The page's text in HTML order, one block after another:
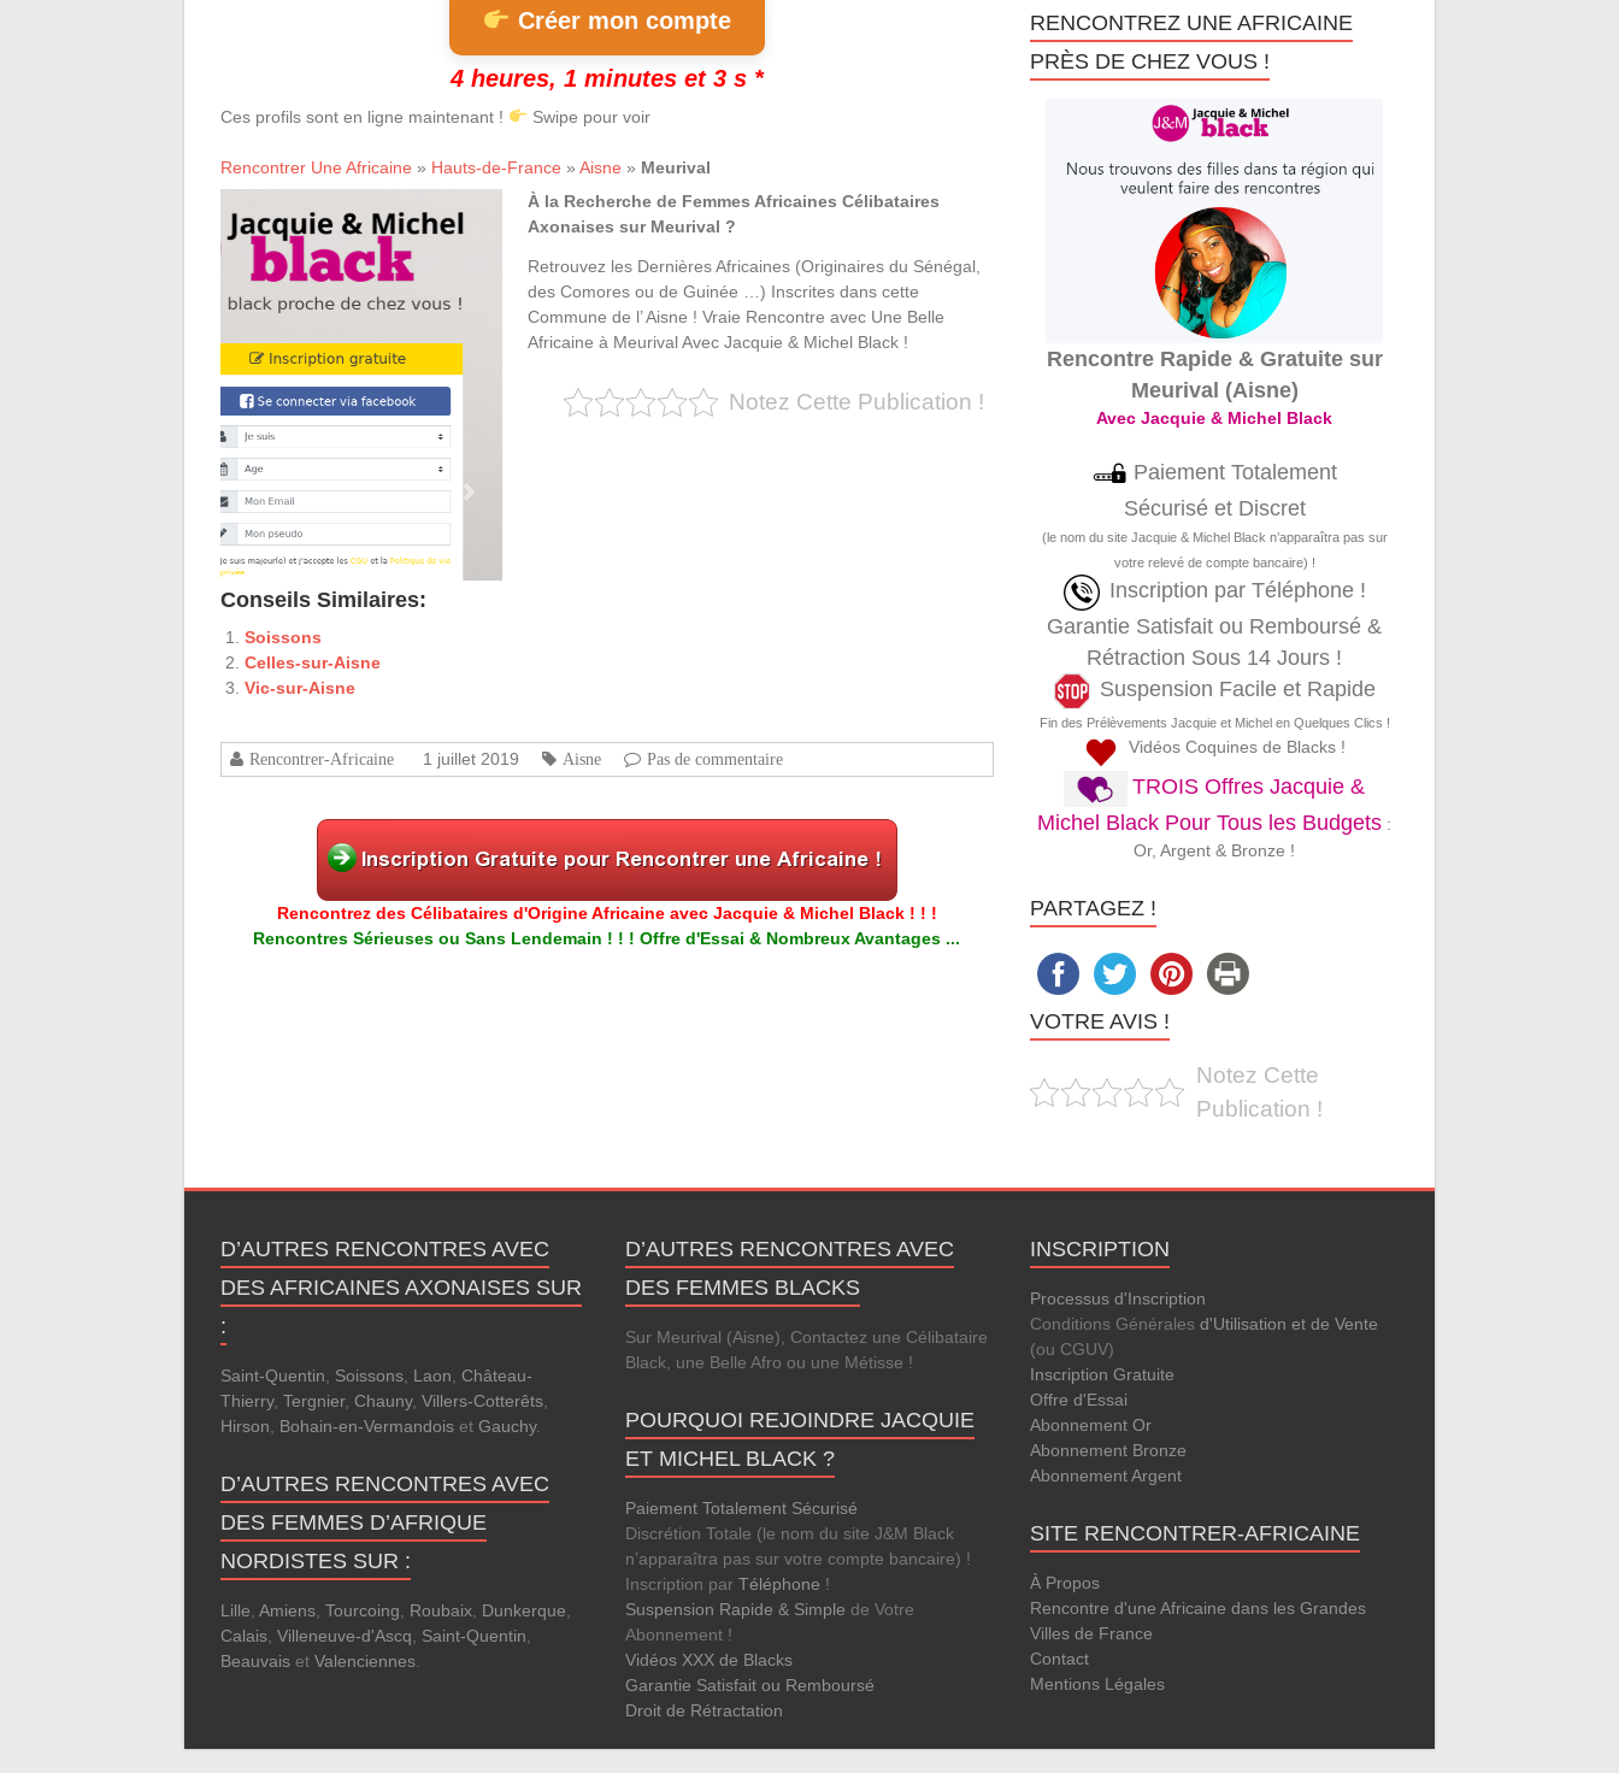
Créer mon compte
4 heures, 1 minutes et 3 s *
Ces profils sont en ligne maintenant ! Swipe pour voir
Rencontrer Une Africaine » Hauts-de-France » Aisne » Meurival
À la Recherche de Femmes Africaines Célibataires
Axonaises sur Meurival ?
Retrouvez les Dernières Africaines (Originaires du Sénégal,
des Comores ou de Guinée …) Inscrites dans cette
Commune de l’ Aisne ! Vraie Rencontre avec Une Belle
Africaine à Meurival Avec Jacquie & Michel Black !
Notez Cette Publication !
Conseils Similaires:
Soissons
Celles-sur-Aisne
Vic-sur-Aisne
Rencontrer-Africaine 1 juillet 2019 Aisne Pas de commentaire
Rencontrez des Célibataires d'Origine Africaine avec Jacquie & Michel Black ! ! !
Rencontres Sérieuses ou Sans Lendemain ! ! ! Offre d'Essai & Nombreux Avantages ...
RENCONTREZ UNE AFRICAINE
PRÈS DE CHEZ VOUS !
Rencontre Rapide & Gratuite sur
Meurival (Aisne)
Avec Jacquie & Michel Black
Paiement Totalement
Sécurisé et Discret
(le nom du site Jacquie & Michel Black n’apparaîtra pas sur
votre relevé de compte bancaire) !
Inscription par Téléphone !
Garantie Satisfait ou Remboursé &
Rétraction Sous 14 Jours !
Suspension Facile et Rapide
Fin des Prélèvements Jacquie et Michel en Quelques Clics !
Vidéos Coquines de Blacks !
TROIS Offres Jacquie &
Michel Black Pour Tous les Budgets :
Or, Argent & Bronze !
PARTAGEZ !
VOTRE AVIS !
Notez Cette
Publication !
D’AUTRES RENCONTRES AVEC
DES AFRICAINES AXONAISES SUR
:
Saint-Quentin Soissons Laon Château-
Thierry, Tergnier, Chauny, Villers-Cotterêts
Hirson
Bohain-en-Vermandois et Gauchy.
D’AUTRES RENCONTRES AVEC
DES FEMMES D’AFRIQUE
NORDISTES SUR :
Lille Amiens Tourcoing Roubaix Dunkerque
Calais Villeneuve-d'Ascq Saint-Quentin
Beauvais et Valenciennes
D’AUTRES RENCONTRES AVEC
DES FEMMES BLACKS
Sur Meurival (Aisne), Contactez une Célibataire
Black, une Belle Afro ou une Métisse !
POURQUOI REJOINDRE JACQUIE
ET MICHEL BLACK ?
Paiement Totalement Sécurisé
Discrétion Totale (le nom du site J&M Black
n’apparaîtra pas sur votre compte bancaire) !
Inscription par Téléphone !
Suspension Rapide & Simple de Votre
Abonnement !
Vidéos XXX de Blacks
Garantie Satisfait ou Remboursé
Droit de Rétractation
INSCRIPTION
Processus d'Inscription
Conditions Générales d'Utilisation et de Vente
(ou CGUV)
Inscription Gratuite
Offre d'Essai
Abonnement Or
Abonnement Bronze
Abonnement Argent
SITE RENCONTRER-AFRICAINE
À Propos
Rencontre d'une Africaine dans les Grandes
Villes de France
Contact
Mentions Légales